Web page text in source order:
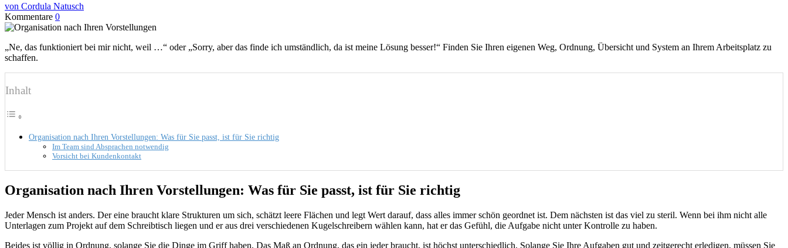
von Cordula Natusch
Kommentare 0
„Ne, das funktioniert bei mir nicht, weil …“ oder „Sorry, aber das finde ich umständlich, da ist meine Lösung besser!“ Finden Sie Ihren eigenen Weg, Ordnung, Übersicht und System an Ihrem Arbeitsplatz zu
schaffen.
Inhalt
Organisation nach Ihren Vorstellungen: Was für Sie passt, ist für Sie richtig
Im Team sind Absprachen notwendig
Vorsicht bei Kundenkontakt
Organisation nach Ihren Vorstellungen: Was für Sie passt, ist für Sie richtig
Jeder Mensch ist anders. Der eine braucht klare Strukturen um sich, schätzt leere Flächen und legt Wert darauf, dass alles immer schön geordnet ist. Dem nächsten ist das viel zu steril. Wenn bei ihm nicht alle
Unterlagen zum Projekt auf dem Schreibtisch liegen und er aus drei verschiedenen Kugelschreibern wählen kann, hat er das Gefühl, die Aufgabe nicht unter Kontrolle zu haben.
Beides ist völlig in Ordnung, solange Sie die Dinge im Griff haben. Das Maß an Ordnung, das ein jeder braucht, ist höchst unterschiedlich. Solange Sie Ihre Aufgaben gut und zeitgerecht erledigen, müssen Sie